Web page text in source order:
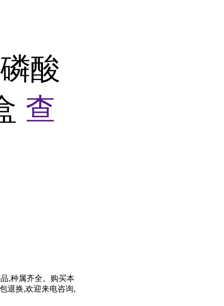
酸
查
,种属齐全。购买本
退换,欢迎来电咨询,